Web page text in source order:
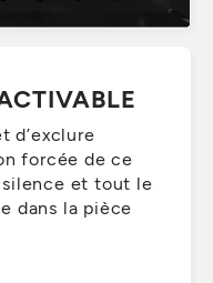
d’exclure
forcée de ce
silence et tout le
dans la pièce